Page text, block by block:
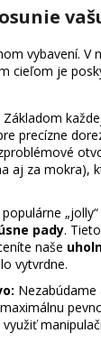
i
vybavení.
cieľom je
Základom
precízne
aj za mokra),
populárne
pady.
naše
vytvrdne.
Nezabúdame